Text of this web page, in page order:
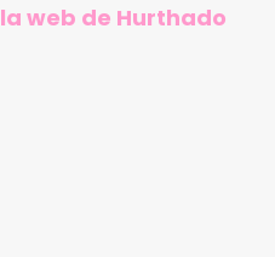
la web de Hurthado